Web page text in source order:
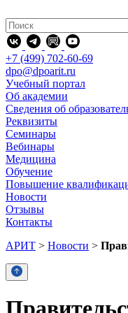
+7 (499) 702-60-69
dpo@dpoarit.ru
Учебный портал
Об академии
Сведения об
Реквизиты
Семинары
Вебинары
Медицина
Обучение
Повышение
Новости
Отзывы
Контакты
АРИТ > Новости >